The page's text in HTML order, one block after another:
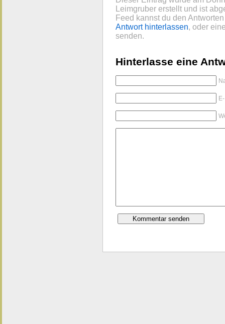
Leimgruber erstellt und ist
Feed kannst du den
Antwort hinterlassen, oder
senden.
Hinterlasse eine